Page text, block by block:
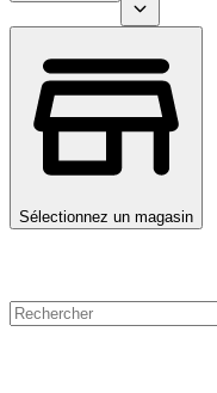
Sélectionnez un magasin